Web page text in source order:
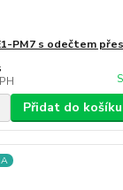
PM7 s odečtem
Přidat do košíku